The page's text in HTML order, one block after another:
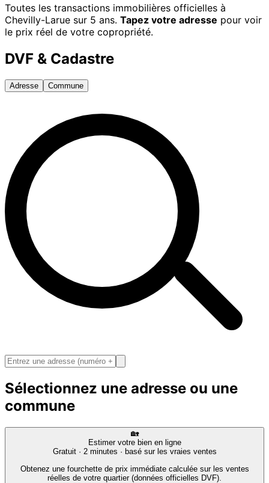
Toutes les transactions immobilières officielles à
Chevilly-Larue sur 5 ans. Tapez votre adresse pour voir
le prix réel de votre copropriété.
DVF & Cadastre
Adresse Commune
Sélectionnez une adresse ou une
commune
🏡
Estimer votre bien en ligne
Gratuit · 2 minutes · basé sur les vraies ventes
Obtenez une fourchette de prix immédiate calculée sur les ventes
réelles de votre quartier (données officielles DVF).